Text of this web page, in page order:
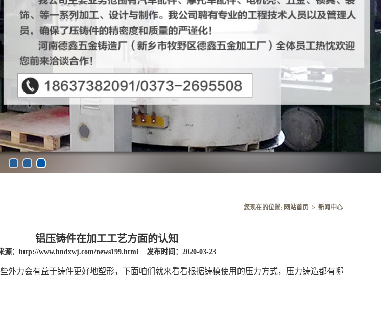
您现在的位置: 网站首页 > 新闻中心
铝压铸件在加工工艺方面的认知
源： http://www.hndxwj.com/news199.html 发布时间：2020-03-23
外力会有益于铸件更好地塑形，下面咱们就来看看根据铸模使用的压力方式，压力铸造都有哪